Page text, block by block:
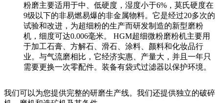
粉磨主要适用于中、低硬度，湿度小于6%，莫氏硬度在
9级以下的非易燃易爆的非金属物料。它是经过20多次的
试验和改进，为超细粉的生产而研发制造的新型磨粉
机，细度可达0.006毫米。 HGM超细微粉磨粉机主要用
于加工石膏、方解石、滑石、涂料、颜料和化妆品行
业。与气流磨相比，它经济实惠、产量大，并且一年只
需要更换一次零配件。装备有袋式过滤器以保护环境。
我们可以为您提供完整的研磨生产线。我们还提供独立的破碎